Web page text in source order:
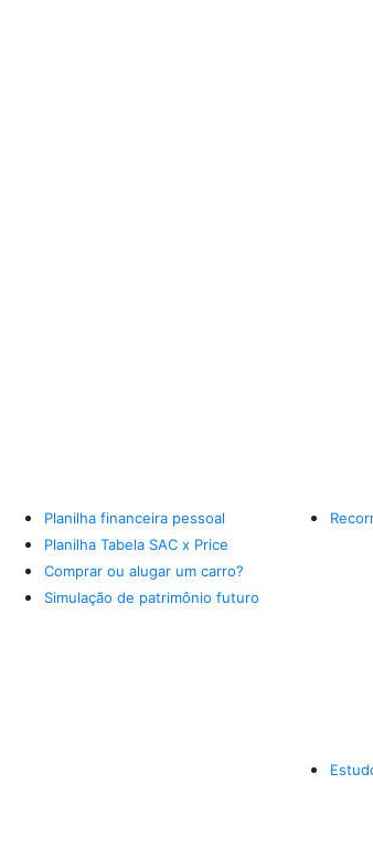
Planilha financeira pessoal
Planilha Tabela SAC x Price
Comprar ou alugar um carro?
Simulação de patrimônio futuro